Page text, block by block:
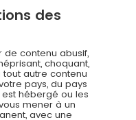
des
contenu abusif,
choquant,
autre contenu
pays, du pays
» est hébergé ou les
mener à un
avec une